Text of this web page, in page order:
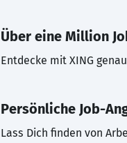
Über eine Million
Entdecke mit XING
Persönliche Job-
Lass Dich finden von